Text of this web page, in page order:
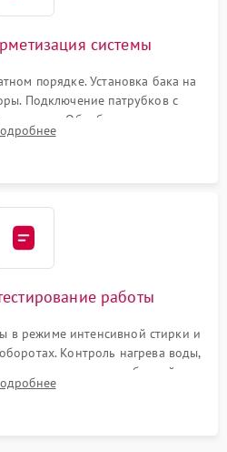
системы
порядке. Установка бака на
Подключение патрубков с
Обработка стыков
возможных протечек воды.
работы
в режиме интенсивной стирки и
Контроль нагрева воды,
излишних вибраций,
и протечек под корпусом.